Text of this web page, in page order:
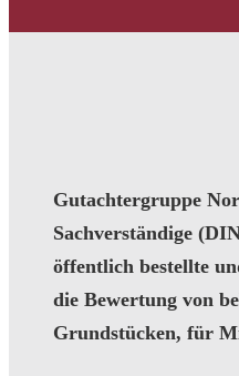
Gutachtergruppe
Sachverständige
öffentlich bestellte
die Bewertung von
Grundstücken, für